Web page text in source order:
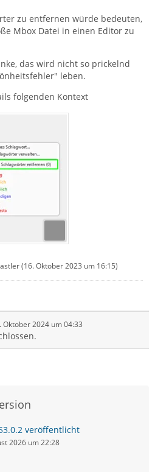
zu entfernen würde bedeuten,
Mbox Datei in einen Editor zu
das wird nicht so prickelnd
leben.
folgenden Kontext
(16. Oktober 2023 um 16:15)
Oktober 2024 um 04:33
veröffentlicht
2026 um 22:28